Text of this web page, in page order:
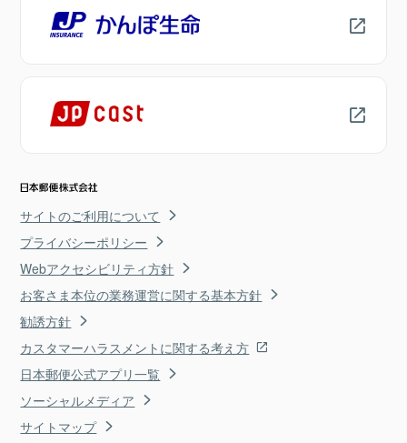
サイトのご利用について
プライバシーポリシー
Webアクセシビリティ方針
お客さま本位の業務運営に関する基本方針
勧誘方針
カスタマーハラスメントに関する考え方
日本郵便公式アプリ一覧
ソーシャルメディア
サイトマップ